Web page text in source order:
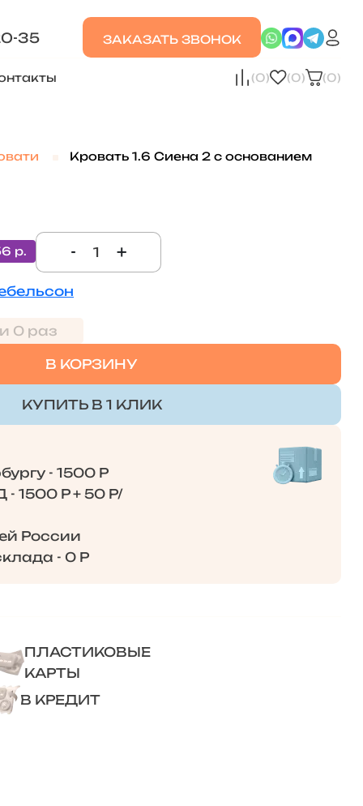
35 ЗАКАЗАТЬ ЗВОНОК
(0) (0) (0)
Кровать 1.6 Сиена 2 с основанием
р. - +
0 раз
В КОРЗИНУ
КУПИТЬ В 1 КЛИК
- 1500 Р
1500 Р + 50 Р/
России
- 0 Р
ПЛАСТИКОВЫЕ
КАРТЫ
В КРЕДИТ